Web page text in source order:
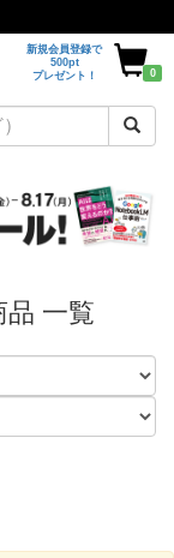
新規会員登録で
500pt
プレゼント！
0
一覧